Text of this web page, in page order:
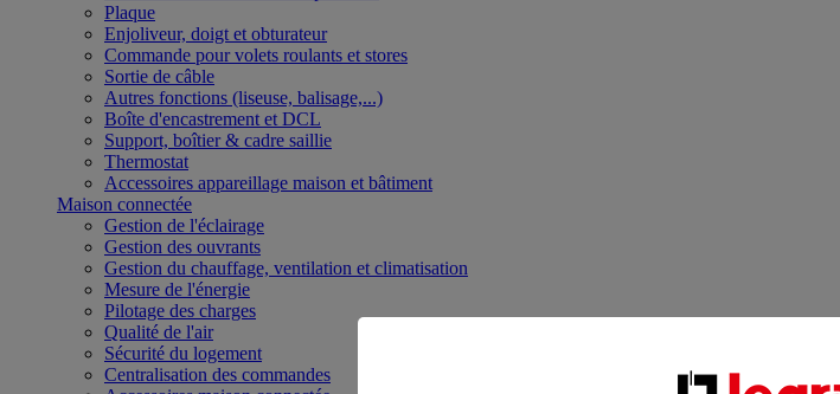
Plaque
Enjoliveur, doigt et obturateur
Commande pour volets roulants et stores
Sortie de câble
Autres fonctions (liseuse, balisage,...)
Boîte d'encastrement et DCL
Support, boîtier & cadre saillie
Thermostat
Accessoires appareillage maison et bâtiment
Maison connectée
Gestion de l'éclairage
Gestion des ouvrants
Gestion du chauffage, ventilation et climatisation
Mesure de l'énergie
Pilotage des charges
Qualité de l'air
Sécurité du logement
Centralisation des commandes